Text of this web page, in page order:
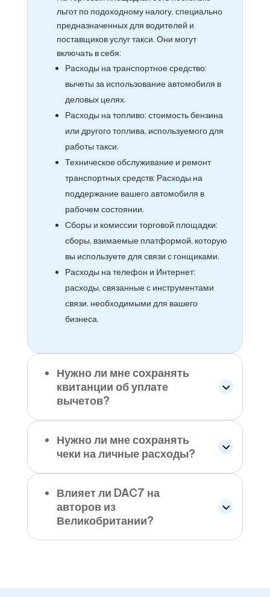
На торговых площадках есть несколько
льгот по подоходному налогу, специально
предназначенных для водителей и
поставщиков услуг такси. Они могут
включать в себя:
Расходы на транспортное средство:
вычеты за использование автомобиля в
деловых целях.
Расходы на топливо: стоимость бензина
или другого топлива, используемого для
работы такси.
Техническое обслуживание и ремонт
транспортных средств: Расходы на
поддержание вашего автомобиля в
рабочем состоянии.
Сборы и комиссии торговой площадки:
сборы, взимаемые платформой, которую
вы используете для связи с гонщиками.
Расходы на телефон и Интернет:
расходы, связанные с инструментами
связи, необходимыми для вашего
Нужно ли мне сохранять
квитанции об уплате
вычетов?
Нужно ли мне сохранять
чеки на личные расходы?
Влияет ли DAC7 на
авторов из
Великобритании?